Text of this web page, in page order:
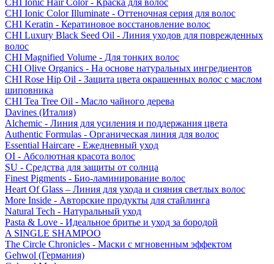
CHI Ionic Hair Color - Краска для волос
CHI Ionic Color Illuminate - Оттеночная серия для волос
CHI Keratin - Кератиновое восстановление волос
CHI Luxury Black Seed Oil - Линия уходов для поврежденных
волос
CHI Magnified Volume - Для тонких волос
CHI Olive Organics - На основе натуральных ингредиентов
CHI Rose Hip Oil - Защита цвета окрашенных волос с маслом
шиповника
CHI Tea Tree Oil - Масло чайного дерева
Davines (Италия)
Alchemic - Линия для усиления и поддержания цвета
Authentic Formulas - Органическая линия для волос
Essential Haircare - Eжедневный уход
OI - Абсолютная красота волос
SU - Средства для защиты от солнца
Finest Pigments - Био-ламинирование волос
Heart Of Glass – Линия для ухода и сияния светлых волос
More Inside - Авторские продукты для стайлинга
Natural Tech - Натуральный уход
Pasta & Love - Идеальное бритье и уход за бородой
A SINGLE SHAMPOO
The Circle Chronicles - Маски с мгновенным эффектом
Gehwol (Германия)